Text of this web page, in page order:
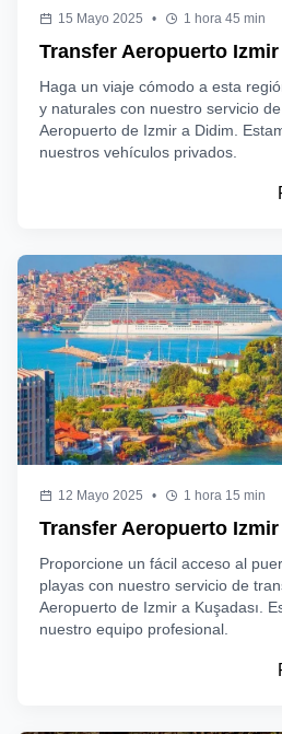
15 Mayo 2025 • 1 hora 45 min
Transfer Aeropuerto
Haga un viaje cómodo a esta
y naturales con nuestro servicio
Aeropuerto de Izmir a Didim.
nuestros vehículos privados.
12 Mayo 2025 • 1 hora 15 min
Transfer Aeropuerto Izmir
Proporcione un fácil acceso al
playas con nuestro servicio de
Aeropuerto de Izmir a Kuşadası.
nuestro equipo profesional.